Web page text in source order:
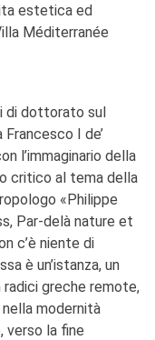
estetica ed
Méditerranée
di dottorato sul
I de’
l’immaginario della
critico al tema della
«Philippe
Par-delà nature et
c’è niente di
è un’istanza, un
greche remote,
modernità
verso la fine